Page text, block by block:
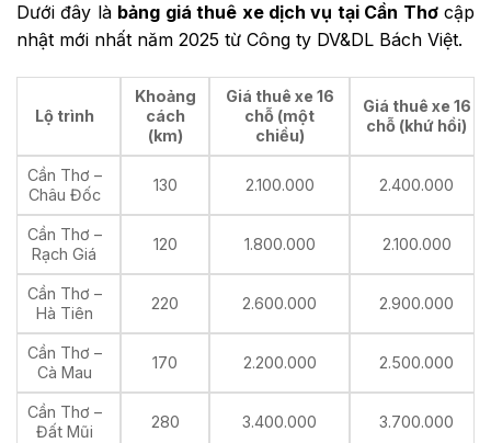
Dưới đây là bảng giá thuê xe dịch vụ tại Cần Thơcập
nhật mới nhất năm 2025 từ Công ty DV&DL Bách Việt.
Lộ trình
Khoảng
cách
(km)
Giá thuê xe 16
chỗ (một
chiều)
Giá thuê xe 16
chỗ (khứ hồi)
Cần Thơ –
Châu Đốc
130 2.100.000 2.400.000
Cần Thơ –
Rạch Giá
120 1.800.000 2.100.000
Cần Thơ –
Hà Tiên
220 2.600.000 2.900.000
Cần Thơ –
Cà Mau
170 2.200.000 2.500.000
Cần Thơ –
Đất Mũi
280 3.400.000 3.700.000